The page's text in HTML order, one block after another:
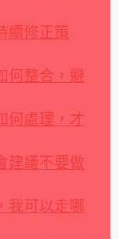
續修正策
何整合，避
何處理，才
建議不要做
我可以走哪